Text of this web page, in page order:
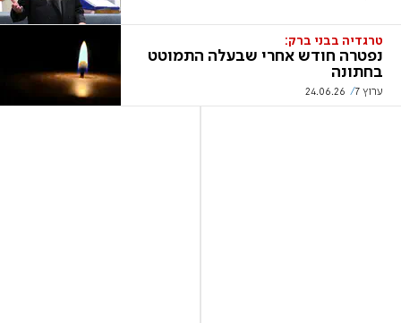
טרגדיה בבני ברק:
נפטרה חודש אחרי שבעלה התמוטט
בחתונה
ערוץ 7 24.06.26